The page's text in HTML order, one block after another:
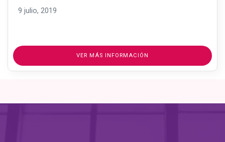
9 julio, 2019
VER MÁS INFORMACIÓN